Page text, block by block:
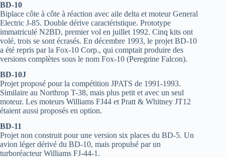
BD-10
Biplace côte à côte à réaction avec aile delta et moteur General
Electric J-85. Double dérive caractéristique. Prototype
immatriculé N2BD, premier vol en juillet 1992. Cinq kits ont
volé, trois se sont écrasés. En décembre 1993, le projet BD-10
a été repris par la Fox-10 Corp., qui comptait produire des
versions complètes sous le nom Fox-10 (Peregrine Falcon).
BD-10J
Projet proposé pour la compétition JPATS de 1991-1993.
Similaire au Northrop T-38, mais plus petit et avec un seul
moteur. Les moteurs Williams FJ44 et Pratt & Whitney JT12
étaient aussi proposés en option.
BD-11
Projet non construit pour une version six places du BD-5. Un
avion léger dérivé du BD-10, mais propulsé par un
turboréacteur Williams FJ-44-1.